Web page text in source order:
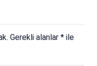
Gerekli alanlar * ile